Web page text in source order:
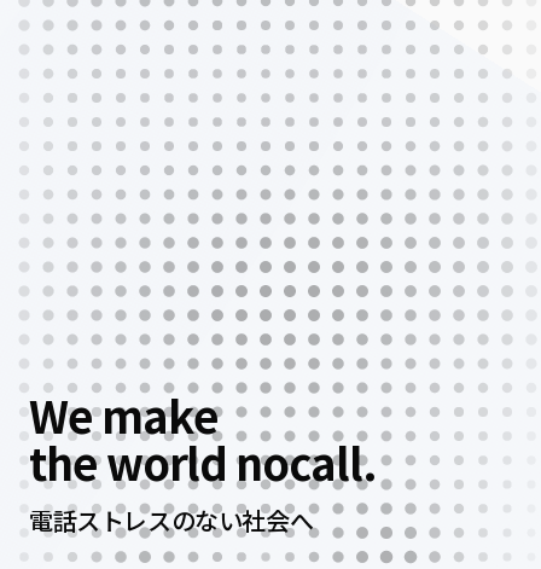
Wemake
theworldnocall.
電話ストレスのない社会へ